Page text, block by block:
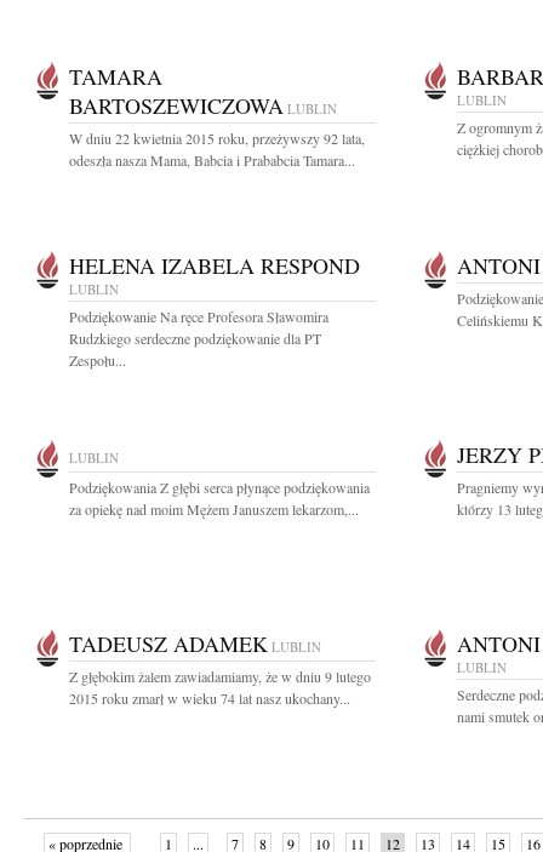
TAMARA
BARTOSZEWICZOWA LUBLIN
W dniu 22 kwietnia 2015 roku, przeżywszy 92 lata,
odeszła nasza Mama, Babcia i Prababcia Tamara...
LUBLIN
Z ogromnym
ciężkiej
HELENA IZABELA RESPOND
LUBLIN
Podziękowanie Na ręce Profesora Sławomira
Rudzkiego serdeczne podziękowanie dla PT
Zespołu...
Celińskiemu
LUBLIN
Podziękowania Z głębi serca płynące podziękowania
za opiekę nad moim Mężem Januszem lekarzom,...
JERZY
Pragniemy
którzy 13
TADEUSZ ADAMEK LUBLIN
Z głębokim żalem zawiadamiamy, że w dniu 9 lutego
2015 roku zmarł w wieku 74 lat nasz ukochany...
LUBLIN
Serdeczne
nami smutek
« poprzednie 1 ... 7 8 9 10 11 12 13 14 15 16